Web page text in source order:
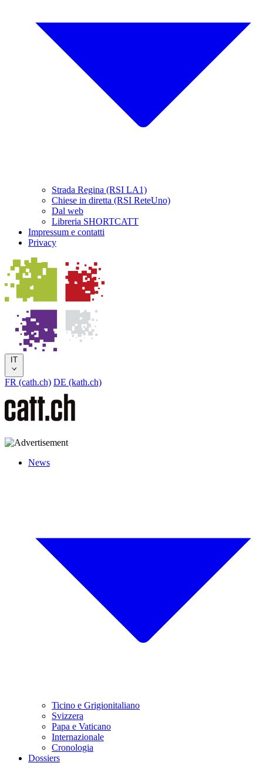
Strada Regina (RSI LA1)
Chiese in diretta (RSI ReteUno)
Dal web
Libreria SHORTCATT
Impressum e contatti
Privacy
IT
FR (cath.ch) DE (kath.ch)
News
Ticino e Grigionitaliano
Svizzera
Papa e Vaticano
Internazionale
Cronologia
Dossiers